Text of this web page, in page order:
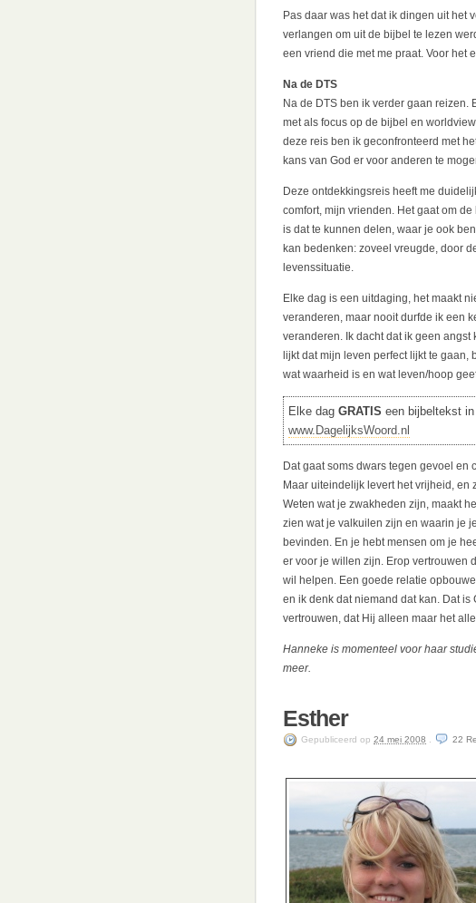
Pas daar was het dat ik dingen uit het
verlangen om uit de bijbel te lezen
een vriend die met me praat. Voor het
Na de DTS
Na de DTS ben ik verder gaan
met als focus op de bijbel en
deze reis ben ik geconfronteerd met
kans van God er voor anderen te
Deze ontdekkingsreis heeft me
comfort, mijn vrienden. Het gaat om
is dat te kunnen delen, waar je ook
kan bedenken: zoveel vreugde, door
levenssituatie.
Elke dag is een uitdaging, het maakt
veranderen, maar nooit durfde ik een
veranderen. Ik dacht dat ik geen
lijkt dat mijn leven perfect lijkt te
wat waarheid is en wat leven/hoop
Elke dag GRATIS een bijbeltekst
www.DagelijksWoord.nl
Dat gaat soms dwars tegen gevoel en
Maar uiteindelijk levert het vrijheid, en
Weten wat je zwakheden zijn, maakt
zien wat je valkuilen zijn en waarin je
bevinden. En je hebt mensen om je
er voor je willen zijn. Erop vertrouwen
wil helpen. Een goede relatie
en ik denk dat niemand dat kan. Dat is
vertrouwen, dat Hij alleen maar het
Hanneke is momenteel voor haar
meer.
Esther
Gepubliceerd op 24 mei 2008 22